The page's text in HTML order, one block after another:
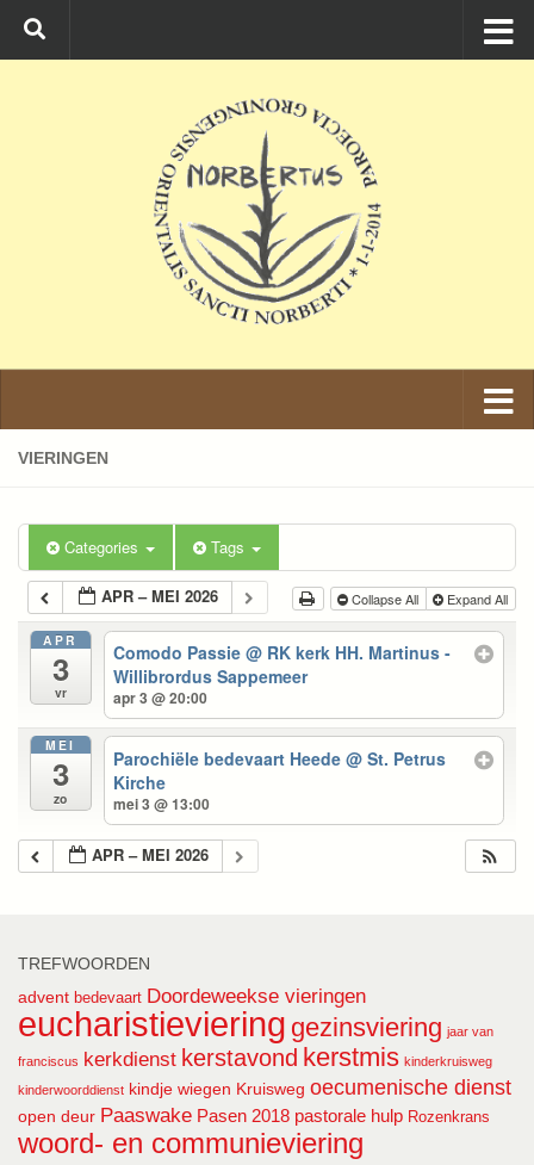
Ga naar de inhoud
VIERINGEN
Categories Tags
APR – MEI 2026 Collapse All Expand All
APR
3
vr
Comodo Passie@ RK kerk HH. Martinus -
Willibrordus Sappemeer
apr 3 @ 20:00
MEI
3
zo
Parochiële bedevaart Heede@ St. Petrus
Kirche
mei 3 @ 13:00
APR – MEI 2026
TREFWOORDEN
advent bedevaart Doordeweekse vieringen
eucharistieviering gezinsviering jaar van
franciscus kerkdienst kerstavond kerstmis kinderkruisweg
kinderwoorddienst kindje wiegen Kruisweg oecumenische dienst
open deur Paaswake Pasen 2018 pastorale hulp Rozenkrans
woord- en communieviering